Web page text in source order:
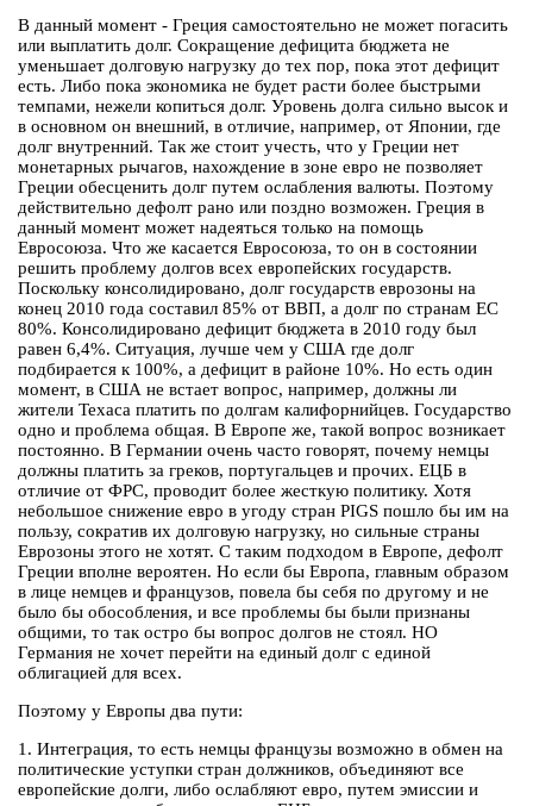
В данный момент - Греция самостоятельно не может погасить
или выплатить долг. Сокращение дефицита бюджета не
уменьшает долговую нагрузку до тех пор, пока этот дефицит
есть. Либо пока экономика не будет расти более быстрыми
темпами, нежели копиться долг. Уровень долга сильно высок и
в основном он внешний, в отличие, например, от Японии, где
долг внутренний. Так же стоит учесть, что у Греции нет
монетарных рычагов, нахождение в зоне евро не позволяет
Греции обесценить долг путем ослабления валюты. Поэтому
действительно дефолт рано или поздно возможен. Греция в
данный момент может надеяться только на помощь
Евросоюза. Что же касается Евросоюза, то он в состоянии
решить проблему долгов всех европейских государств.
Поскольку консолидировано, долг государств еврозоны на
конец 2010 года составил 85% от ВВП, а долг по странам ЕС
80%. Консолидировано дефицит бюджета в 2010 году был
равен 6,4%. Ситуация, лучше чем у США где долг
подбирается к 100%, а дефицит в районе 10%. Но есть один
момент, в США не встает вопрос, например, должны ли
жители Техаса платить по долгам калифорнийцев. Государство
одно и проблема общая. В Европе же, такой вопрос возникает
постоянно. В Германии очень часто говорят, почему немцы
должны платить за греков, португальцев и прочих. ЕЦБ в
отличие от ФРС, проводит более жесткую политику. Хотя
небольшое снижение евро в угоду стран PIGS пошло бы им на
пользу, сократив их долговую нагрузку, но сильные страны
Еврозоны этого не хотят. С таким подходом в Европе, дефолт
Греции вполне вероятен. Но если бы Европа, главным образом
в лице немцев и французов, повела бы себя по другому и не
было бы обособления, и все проблемы бы были признаны
общими, то так остро бы вопрос долгов не стоял. НО
Германия не хочет перейти на единый долг с единой
облигацией для всех.
Поэтому у Европы два пути:
1. Интеграция, то есть немцы французы возможно в обмен на
политические уступки стран должников, объединяют все
европейские долги, либо ослабляют евро, путем эмиссии и